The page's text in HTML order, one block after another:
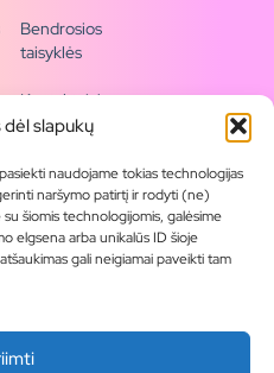
slapukų
naudojame tokias technologijas
naršymo patirtį ir rodyti (ne)
šiomis technologijomis, galėsime
elgsena arba unikalūs ID šioje
gali neigiamai paveikti tam
Bendrosios
taisyklės
Kontaktai /
rekvizitai